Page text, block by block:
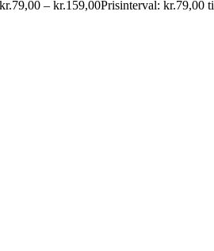
kr.79,00 – kr.159,00Prisinterval: kr.79,00